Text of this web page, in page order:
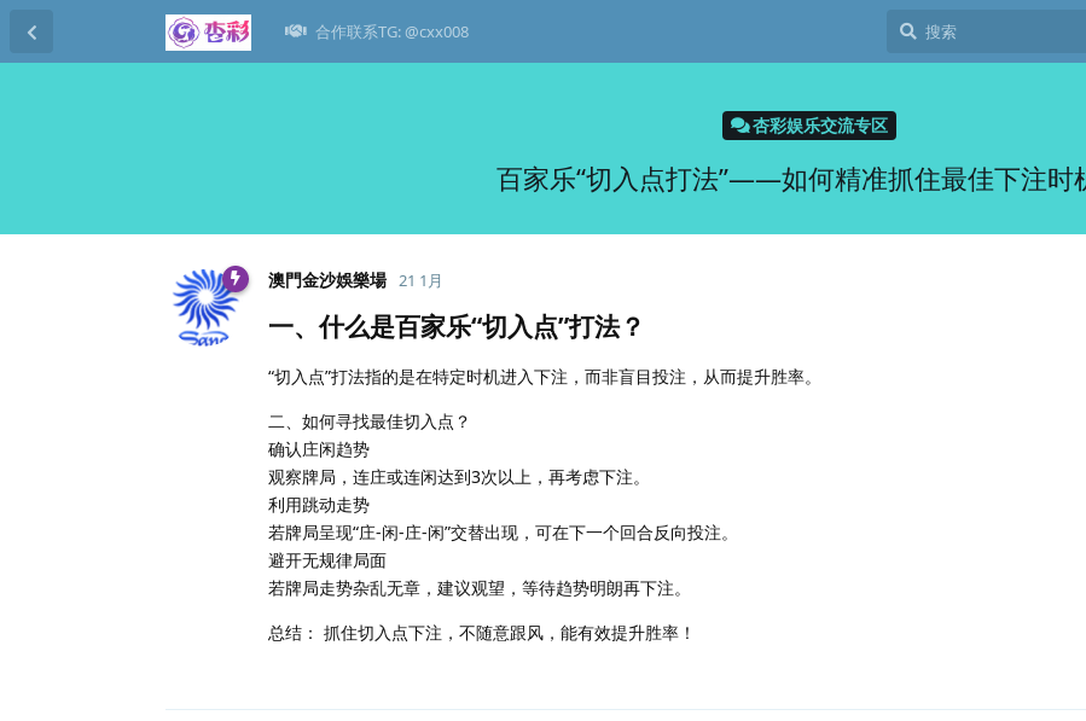
合作联系TG: @cxx008
杏彩娱乐交流专区
百家乐“切入点打法”——如何精准抓住最佳下注时
澳門金沙娛樂場 21 1月
一、什么是百家乐“切入点”打法？
“切入点”打法指的是在特定时机进入下注，而非盲目投注，从而提升胜率。
二、如何寻找最佳切入点？
确认庄闲趋势
观察牌局，连庄或连闲达到3次以上，再考虑下注。
利用跳动走势
若牌局呈现“庄-闲-庄-闲”交替出现，可在下一个回合反向投注。
避开无规律局面
若牌局走势杂乱无章，建议观望，等待趋势明朗再下注。
总结： 抓住切入点下注，不随意跟风，能有效提升胜率！